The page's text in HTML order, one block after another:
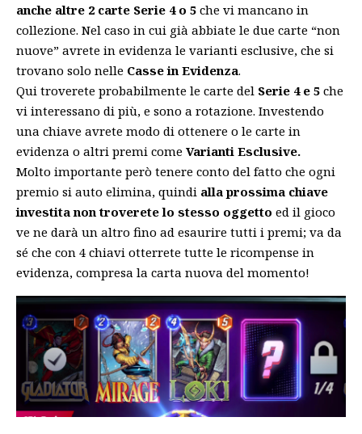
anche altre 2 carte Serie 4 o 5 che vi mancano in
collezione. Nel caso in cui già abbiate le due carte “non
nuove” avrete in evidenza le varianti esclusive, che si
trovano solo nelle Casse in Evidenza.
Qui troverete probabilmente le carte del Serie 4 e 5 che
vi interessano di più, e sono a rotazione. Investendo
una chiave avrete modo di ottenere o le carte in
evidenza o altri premi come Varianti Esclusive.
Molto importante però tenere conto del fatto che ogni
premio si auto elimina, quindi alla prossima chiave
investita non troverete lo stesso oggetto ed il gioco
ve ne darà un altro fino ad esaurire tutti i premi; va da
sé che con 4 chiavi otterrete tutte le ricompense in
evidenza, compresa la carta nuova del momento!